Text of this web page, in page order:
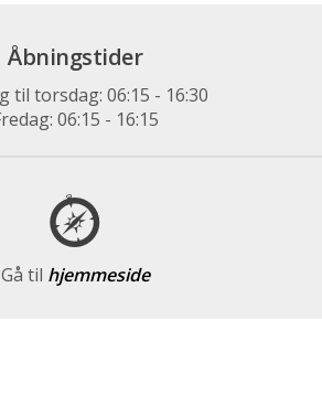
Åbningstider
til torsdag: 06:15 - 16:30
06:15 - 16:15
Gå til hjemmeside